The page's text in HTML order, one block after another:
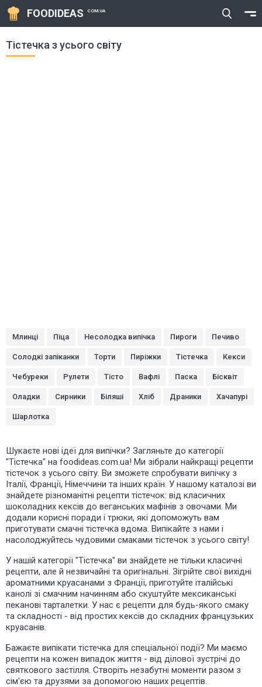
FOODIDEAS COM.UA
Тістечка з усього світу
Млинці Піца Несолодка випічка Пироги Печиво
Солодкі запіканки Торти Пиріжки Тістечка Кекси
Чебуреки Рулети Тісто Вафлі Паска Бісквіт
Оладки Сирники Біляші Хліб Драники Хачапурі
Шарлотка
Шукаєте нові ідеї для випічки? Загляньте до категорії
"Тістечка" на foodideas.com.ua! Ми зібрали найкращі рецепти
тістечок з усього світу. Ви зможете спробувати випічку з
Італії, Франції, Німеччини та інших країн. У нашому каталозі ви
знайдете різноманітні рецепти тістечок: від класичних
шоколадних кексів до веганських мафінів з овочами. Ми
додали корисні поради і трюки, які допоможуть вам
приготувати смачні тістечка вдома. Випікайте з нами і
насолоджуйтесь чудовими смаками тістечок з усього світу!
У нашій категорії "Тістечка" ви знайдете не тільки класичні
рецепти, але й незвичайні та оригінальні. Зігрійте свої вихідні
ароматними круасанами з Франції, приготуйте італійські
канолі зі смачним начинням або скуштуйте мексиканські
пеканові тарталетки. У нас є рецепти для будь-якого смаку
та складності - від простих кексів до складних французьких
круасанів.
Бажаєте випікати тістечка для спеціальної події? Ми маємо
рецепти на кожен випадок життя - від ділової зустрічі до
святкового застілля. Створіть незабутні моменти разом з
сім'єю та друзями за допомогою наших рецептів.